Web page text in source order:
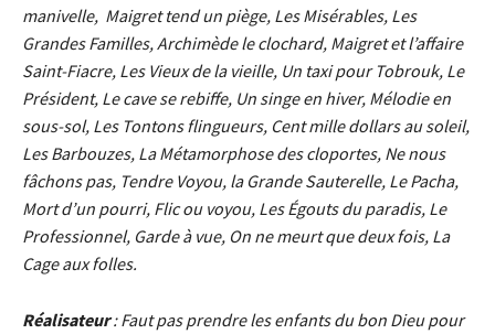
manivelle, Maigret tend un piège, Les Misérables, Les
Grandes Familles, Archimède le clochard, Maigret et l’affaire
Saint-Fiacre, Les Vieux de la vieille, Un taxi pour Tobrouk, Le
Président, Le cave se rebiffe, Un singe en hiver, Mélodie en
sous-sol, Les Tontons flingueurs, Cent mille dollars au soleil,
Les Barbouzes, La Métamorphose des cloportes, Ne nous
fâchons pas, Tendre Voyou, la Grande Sauterelle, Le Pacha,
Mort d’un pourri, Flic ou voyou, Les Égouts du paradis, Le
Professionnel, Garde à vue, On ne meurt que deux fois, La
Cage aux folles.
Réalisateur: Faut pas prendre les enfants du bon Dieu pour